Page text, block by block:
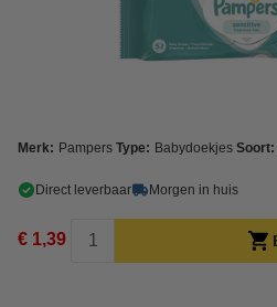
Merk: Pampers Type: Babydoekjes Soort:
Direct leverbaar Morgen in huis
€ 1,39